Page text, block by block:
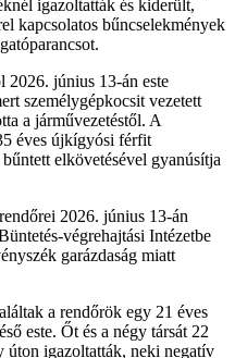
igazoltatták és kiderült,
kapcsolatos bűncselekmények
2026. június 13-án este
személygépkocsit vezetett
a járművezetéstől. A
éves újkígyósi férfit
elkövetésével gyanúsítja
2026. június 13-án
végrehajtási Intézetbe
garázdaság miatt
a rendőrök egy 21 éves
este. Őt és a négy társát 22
úton igazoltatták, neki negatív